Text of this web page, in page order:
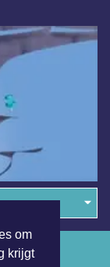
om
krijgt